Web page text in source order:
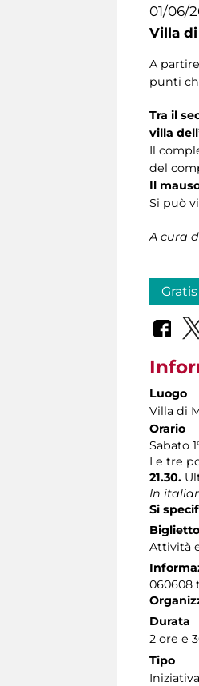
01/06/
Villa
A
punti
Tra il
villa
Il
del
Il
Si può
A cura
Gratis
Luogo
Villa di
Orario
Sabato
Le tre
21.30.
In
Si
Attività
060608
Durata
2 ore e
Tipo